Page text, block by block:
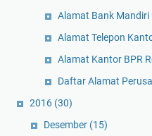
Alamat Bank Mandiri
Alamat Telepon
Alamat Kantor BPR
Daftar Alamat
2016 (30)
Desember (15)